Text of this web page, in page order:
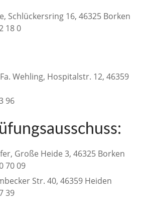
Schlückersring 16, 46325 Borken
18 0
Wehling, Hospitalstr. 12, 46359
96
Große Heide 3, 46325 Borken
70 09
Str. 40, 46359 Heiden
39